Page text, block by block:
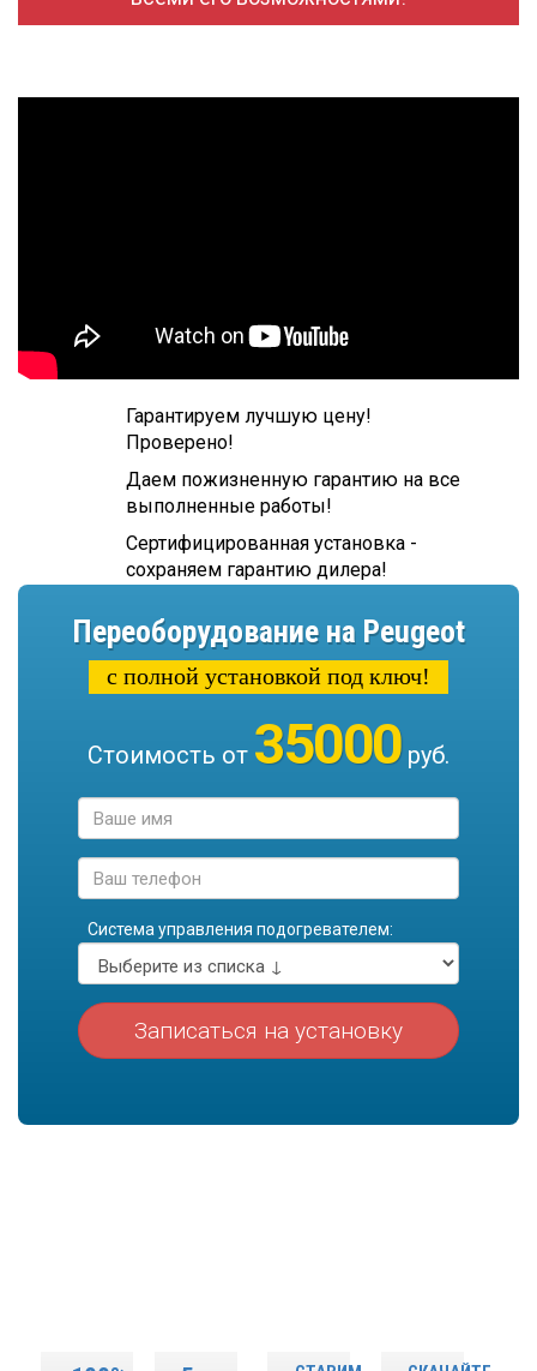
Гарантируем лучшую цену!
Проверено!
Даем пожизненную гарантию на все
выполненные работы!
Сертифицированная установка -
сохраняем гарантию дилера!
Переоборудование на Peugeot
с полной установкой под ключ!
Стоимость от 35000 руб.
Система управления подогревателем:
Записаться на установку